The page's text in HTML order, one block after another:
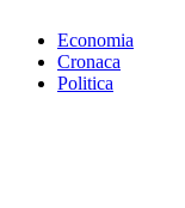
Economia
Cronaca
Politica